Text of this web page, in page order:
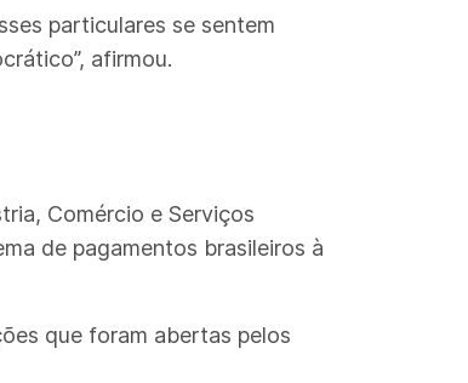
particulares se sentem
afirmou.
Comércio e Serviços
de pagamentos brasileiros à
que foram abertas pelos